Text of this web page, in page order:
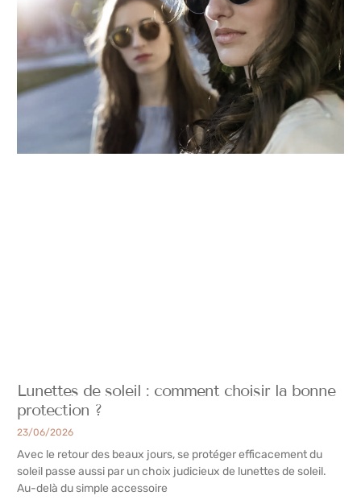
Lunettes de soleil : comment choisir la bonne
protection ?
23/06/2026
Avec le retour des beaux jours, se protéger efficacement du
soleil passe aussi par un choix judicieux de lunettes de soleil.
Au-delà du simple accessoire